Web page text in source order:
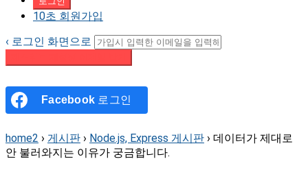
10초 회원가입
‹ 로그인 화면으로
Facebook 로그인
home2 › 게시판 › Node.js, Express 게시판 › 데이터가 제대로
안 불러와지는 이유가 궁금합니다.